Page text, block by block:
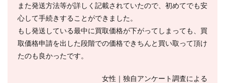
また発送方法等が詳しく記載されていたので、初めてでも安
心して手続きすることができました。
もし発送している最中に買取価格が下がってしまっても、買
取価格申請を出した段階での価格できちんと買い取って頂け
たのも良かったです。
女性｜独自アンケート調査による